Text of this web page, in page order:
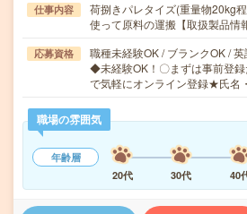
仕事内容
荷捌きパレタイズ(重量物20kg
使って原料の運搬【取扱製品
応募資格
職種未経験OK / ブランクOK /
◆未経験OK！〇まずは事前登
で気軽にオンライン登録★氏名
職場の雰囲気
年齢層
20代
30代 40